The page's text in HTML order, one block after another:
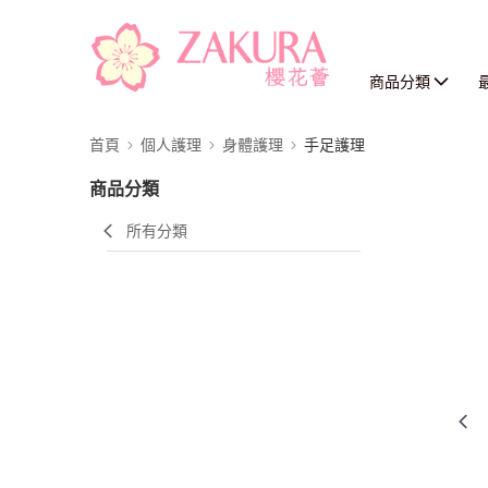
商品分類
首頁 個人護理 身體護理 手足護理
商品分類
所有分類